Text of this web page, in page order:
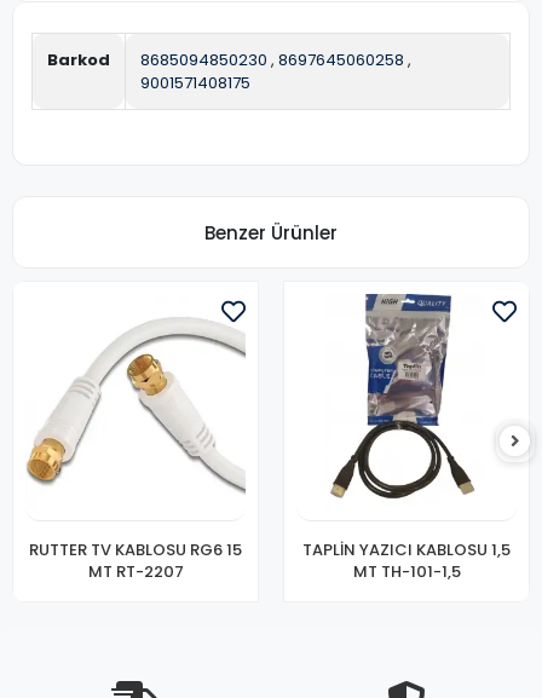
Barkod 8685094850230 , 8697645060258 ,
9001571408175
Benzer Ürünler
RUTTER TV KABLOSU RG6 15
MT RT-2207
TAPLİN YAZICI KABLOSU 1,5
MT TH-101-1,5